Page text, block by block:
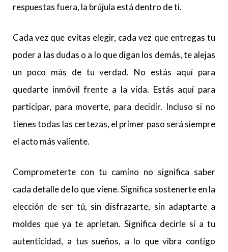
respuestas fuera, la brújula está dentro de ti.
Cada vez que evitas elegir, cada vez que entregas tu
poder a las dudas o a lo que digan los demás, te alejas
un poco más de tu verdad. No estás aquí para
quedarte inmóvil frente a la vida. Estás aquí para
participar, para moverte, para decidir. Incluso si no
tienes todas las certezas, el primer paso será siempre
el acto más valiente.
Comprometerte con tu camino no significa saber
cada detalle de lo que viene. Significa sostenerte en la
elección de ser tú, sin disfrazarte, sin adaptarte a
moldes que ya te aprietan. Significa decirle sí a tu
autenticidad, a tus sueños, a lo que vibra contigo